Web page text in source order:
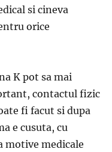
si cineva
orice
K pot sa mai
contactul fizic
fi facut si dupa
e cusuta, cu
motive medicale